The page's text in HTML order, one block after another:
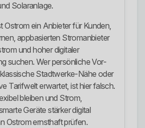
Solaranlage.
Ostrom ein Anbieter für Kunden,
appbasierten Stromanbieter
und hoher digitaler
suchen. Wer persönliche Vor-
Stadtwerke-Nähe oder
Tarifwelt erwartet, ist hier falsch.
bleiben und Strom,
Geräte stärker digital
Ostrom ernsthaft prüfen.